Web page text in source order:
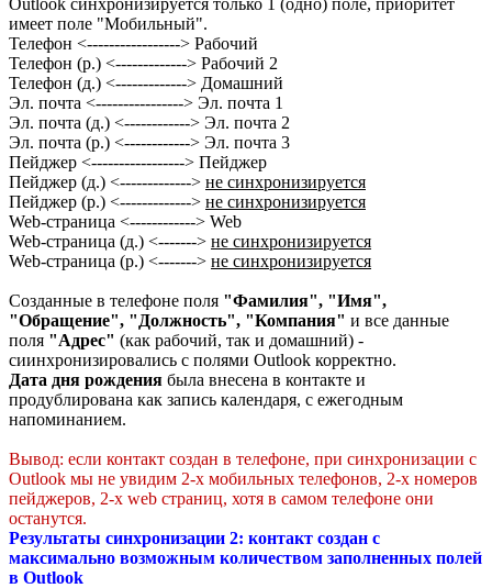
Outlook синхронизируется только 1 (одно) поле, приоритет
имеет поле "Мобильный".
Телефон <-----------------> Рабочий
Телефон (р.) <-------------> Рабочий 2
Телефон (д.) <-------------> Домашний
Эл. почта <----------------> Эл. почта 1
Эл. почта (д.) <------------> Эл. почта 2
Эл. почта (р.) <------------> Эл. почта 3
Пейджер <-----------------> Пейджер
Пейджер (д.) <-------------> не синхронизируется
Пейджер (р.) <-------------> не синхронизируется
Web-страница <------------> Web
Web-страница (д.) <-------> не синхронизируется
Web-страница (р.) <-------> не синхронизируется
Созданные в телефоне поля "Фамилия", "Имя",
"Обращение", "Должность", "Компания" и все данные
поля "Адрес" (как рабочий, так и домашний) -
сиинхронизировались с полями Outlook корректно.
Дата дня рождения была внесена в контакте и
продублирована как запись календаря, с ежегодным
напоминанием.
Вывод: если контакт создан в телефоне, при синхронизации с
Outlook мы не увидим 2-х мобильных телефонов, 2-х номеров
пейджеров, 2-х web страниц, хотя в самом телефоне они
останутся.
Результаты синхронизации 2: контакт создан с
максимально возможным количеством заполненных полей
в Outlook